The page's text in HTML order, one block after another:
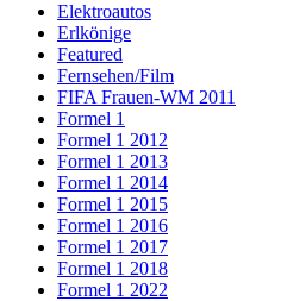
Elektroautos
Erlkönige
Featured
Fernsehen/Film
FIFA Frauen-WM 2011
Formel 1
Formel 1 2012
Formel 1 2013
Formel 1 2014
Formel 1 2015
Formel 1 2016
Formel 1 2017
Formel 1 2018
Formel 1 2022